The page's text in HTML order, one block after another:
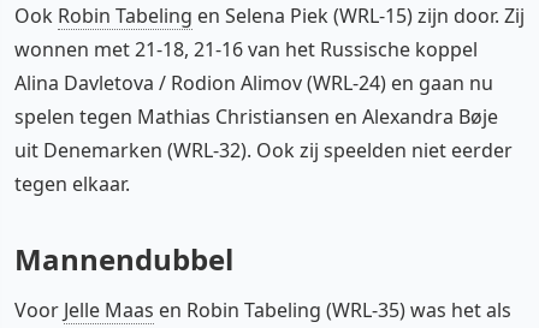
Ook Robin Tabeling en Selena Piek (WRL-15) zijn door. Zij
wonnen met 21-18, 21-16 van het Russische koppel
Alina Davletova / Rodion Alimov (WRL-24) en gaan nu
spelen tegen Mathias Christiansen en Alexandra Bøje
uit Denemarken (WRL-32). Ook zij speelden niet eerder
tegen elkaar.
Mannendubbel
Voor Jelle Maas en Robin Tabeling (WRL-35) was het als